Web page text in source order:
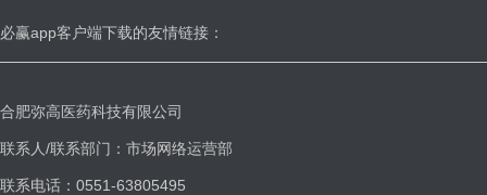
必赢app客户端下载的友情链接：
合肥弥高医药科技有限公司
联系人/联系部门：市场网络运营部
联系电话：0551-63805495